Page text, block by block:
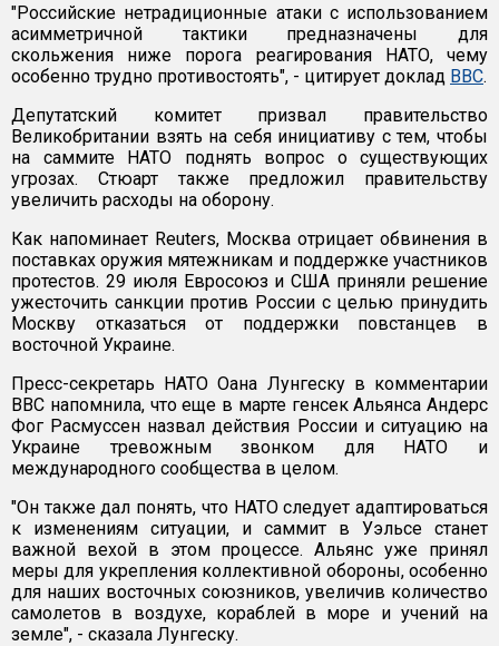
"Российские нетрадиционные атаки с использованием
асимметричной тактики предназначены для
скольжения ниже порога реагирования НАТО, чему
особенно трудно противостоять", - цитирует доклад BBC.
Депутатский комитет призвал правительство
Великобритании взять на себя инициативу с тем, чтобы
на саммите НАТО поднять вопрос о существующих
угрозах. Стюарт также предложил правительству
увеличить расходы на оборону.
Как напоминает Reuters, Москва отрицает обвинения в
поставках оружия мятежникам и поддержке участников
протестов. 29 июля Евросоюз и США приняли решение
ужесточить санкции против России с целью принудить
Москву отказаться от поддержки повстанцев в
восточной Украине.
Пресс-секретарь НАТО Оана Лунгеску в комментарии
ВВС напомнила, что еще в марте генсек Альянса Андерс
Фог Расмуссен назвал действия России и ситуацию на
Украине тревожным звонком для НАТО и
международного сообщества в целом.
"Он также дал понять, что НАТО следует адаптироваться
к изменениям ситуации, и саммит в Уэльсе станет
важной вехой в этом процессе. Альянс уже принял
меры для укрепления коллективной обороны, особенно
для наших восточных союзников, увеличив количество
самолетов в воздухе, кораблей в море и учений на
земле", - сказала Лунгеску.